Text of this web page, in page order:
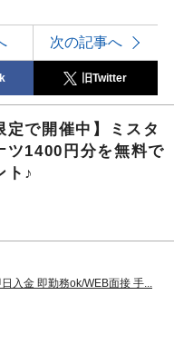
次の記事へ
旧Twitter
定で開催中】ミスタ
ツ1400円分を無料で
ト♪
入金 即勤務ok/WEB面接 手...